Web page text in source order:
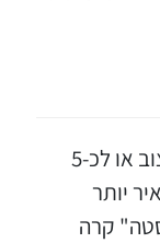
הכניסו למקרר ל-24 שעות לייצוב או לכ-5
יותר
קרה